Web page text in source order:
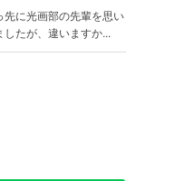
先に光画部の先輩を思い
たが、違いますか...